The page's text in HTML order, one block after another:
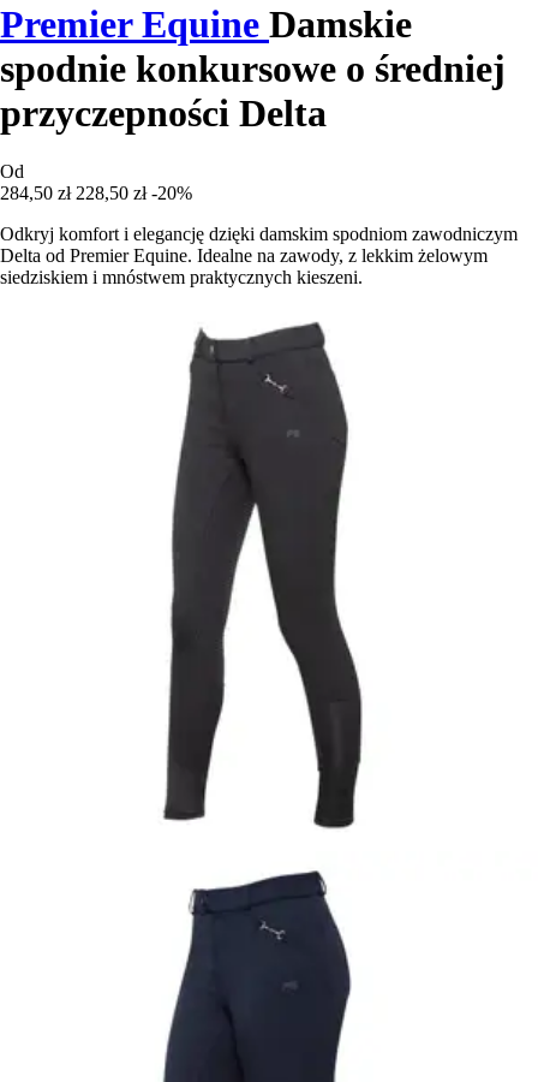
Premier Equine Damskie
spodnie konkursowe o średniej
przyczepności Delta
Od
284,50 zł 228,50 zł -20%
Odkryj komfort i elegancję dzięki damskim spodniom zawodniczym
Delta od Premier Equine. Idealne na zawody, z lekkim żelowym
siedziskiem i mnóstwem praktycznych kieszeni.